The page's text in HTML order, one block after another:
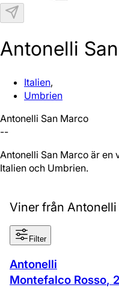
Antonelli
Italien,
Umbrien
Antonelli San Marco
--
Antonelli San Marco är
Italien och Umbrien.
Viner från
Filter
Antonelli
Montefalco Rosso,